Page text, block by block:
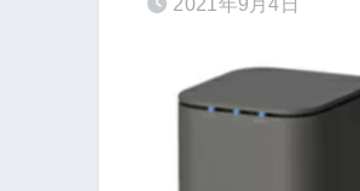
2021年9月4日